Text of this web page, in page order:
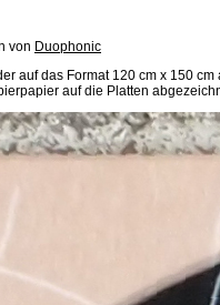
von Duophonic
auf das Format 120 cm x 150
auf die Platten